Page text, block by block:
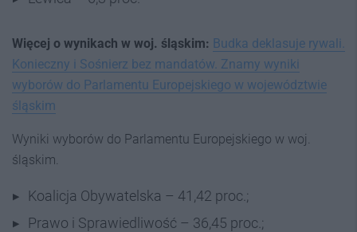
Więcej o wynikach w woj. śląskim: Budka deklasuje rywali.
Konieczny i Sośnierz bez mandatów. Znamy wyniki
wyborów do Parlamentu Europejskiego w województwie
śląskim
Wyniki wyborów do Parlamentu Europejskiego w woj.
śląskim.
Koalicja Obywatelska – 41,42 proc.;
Prawo i Sprawiedliwość – 36,45 proc.;